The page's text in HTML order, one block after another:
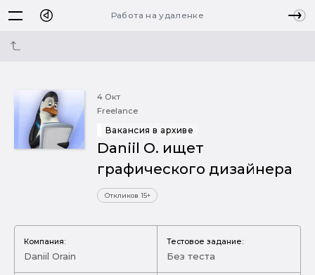
Работа на удаленке
4 Окт
Freelance
Вакансия в архиве
Daniil O. ищет
графического дизайнера
Откликов 15+
Компания:
Daniil Orain
Тестовое задание:
Без теста